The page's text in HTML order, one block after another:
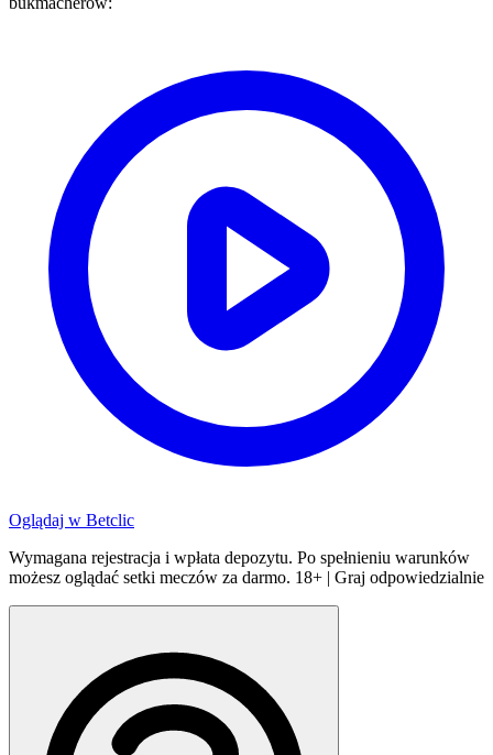
Oglądaj w Betclic
Wymagana rejestracja i wpłata depozytu. Po spełnieniu warunków
możesz oglądać setki meczów za darmo. 18+ | Graj odpowiedzialnie